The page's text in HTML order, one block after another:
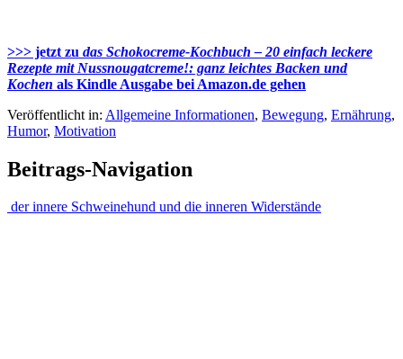
>>> jetzt zu das Schokocreme-Kochbuch – 20 einfach leckere
Rezepte mit Nussnougatcreme!: ganz leichtes Backen und
Kochen als Kindle Ausgabe bei Amazon.de gehen
Veröffentlicht in: Allgemeine Informationen, Bewegung, Ernährung,
Humor, Motivation
Beitrags-Navigation
der innere Schweinehund und die inneren Widerstände